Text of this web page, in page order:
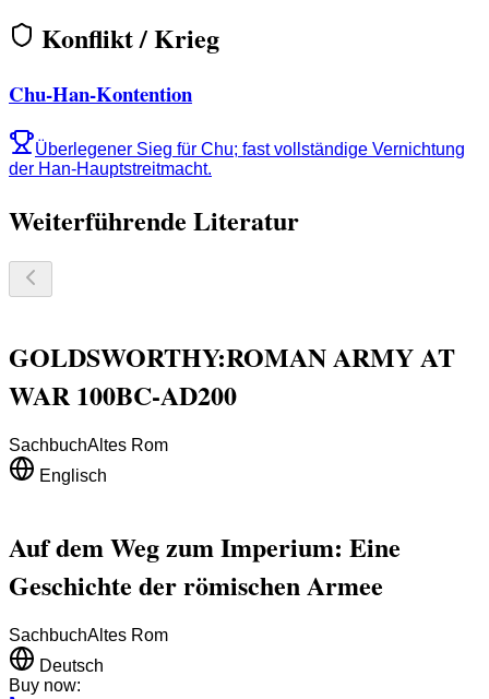
Konflikt / Krieg
Chu-Han-Kontention
Überlegener Sieg für Chu; fast vollständige Vernichtung
der Han-Hauptstreitmacht.
Weiterführende Literatur
GOLDSWORTHY:ROMAN ARMY AT
WAR 100BC-AD200
SachbuchAltes Rom
Englisch
Auf dem Weg zum Imperium: Eine
Geschichte der römischen Armee
SachbuchAltes Rom
Deutsch
Buy now: